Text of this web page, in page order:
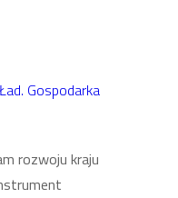
Gospodarka
rozwoju kraju